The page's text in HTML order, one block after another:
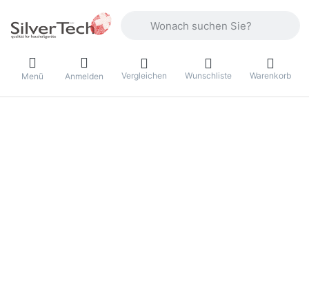
Menü Anmelden Vergleichen Wunschliste Warenkorb